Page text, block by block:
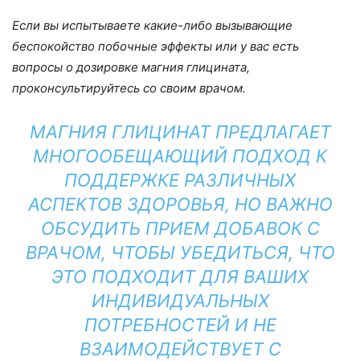
Если вы испытываете какие-либо вызывающие
беспокойство побочные эффекты или у вас есть
вопросы о дозировке магния глицината,
проконсультируйтесь со своим врачом.
МАГНИЯ ГЛИЦИНАТ ПРЕДЛАГАЕТ
МНОГООБЕЩАЮЩИЙ ПОДХОД К
ПОДДЕРЖКЕ РАЗЛИЧНЫХ
АСПЕКТОВ ЗДОРОВЬЯ, НО ВАЖНО
ОБСУДИТЬ ПРИЕМ ДОБАВОК С
ВРАЧОМ, ЧТОБЫ УБЕДИТЬСЯ, ЧТО
ЭТО ПОДХОДИТ ДЛЯ ВАШИХ
ИНДИВИДУАЛЬНЫХ
ПОТРЕБНОСТЕЙ И НЕ
ВЗАИМОДЕЙСТВУЕТ С